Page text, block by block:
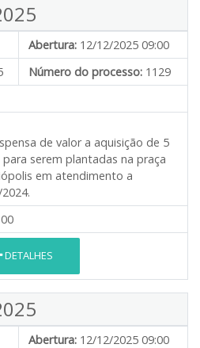
Abertura: 12/12/2025 09:00
Número do processo: 1129
de valor a aquisição de 5
serem plantadas na praça
em atendimento a
DETALHES
Abertura: 12/12/2025 09:00